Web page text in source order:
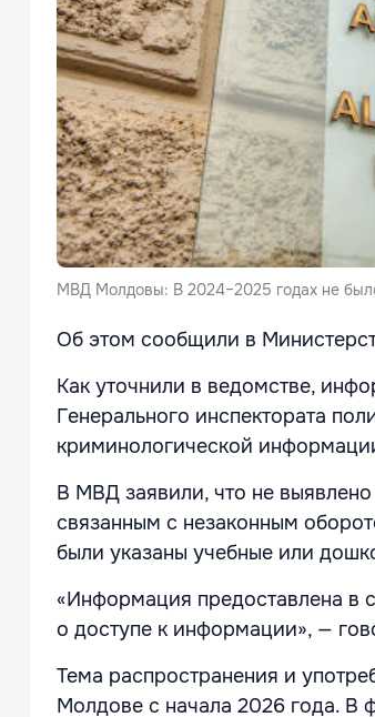
МВД Молдовы: В 2024–2025 годах не
Об этом сообщили в
Как уточнили в ведомстве,
Генерального инспектората
криминологической
В МВД заявили, что не
связанным с незаконным
были указаны учебные или
«Информация предоставлена в
о доступе к информации», —
Тема распространения и
Молдове с начала 2026 года. В